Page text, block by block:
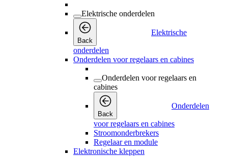
Elektrische onderdelen
Back
Elektrische
onderdelen
Onderdelen voor regelaars en cabines
Onderdelen voor regelaars en
cabines
Back
Onderdelen
voor regelaars en cabines
Stroomonderbrekers
Regelaar en module
Elektronische kleppen